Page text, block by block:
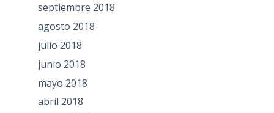
septiembre 2018
agosto 2018
julio 2018
junio 2018
mayo 2018
abril 2018